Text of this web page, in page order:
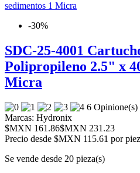
-30%
SDC-25-4001
Polipropileno 2.5" x
Micra
6 Opinione(s)
Marcas: Hydronix
$MXN 161.86$MXN 231.23
Precio desde $MXN 115.61 por
Se vende desde 20 pieza(s)